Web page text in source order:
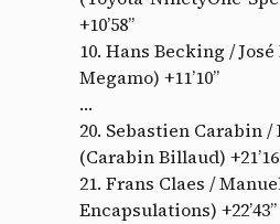
+10’58”
10. Hans Becking /
Megamo) +11’10”
…
20. Sebastien Carabin
(Carabin Billaud)
21. Frans Claes /
Encapsulations) +22’43”